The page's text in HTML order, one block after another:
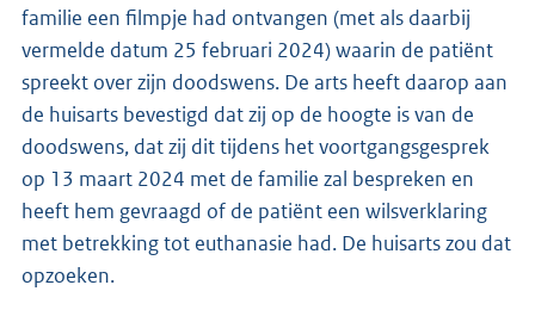
familie een filmpje had ontvangen (met als daarbij
vermelde datum 25 februari 2024) waarin de patiënt
spreekt over zijn doodswens. De arts heeft daarop aan
de huisarts bevestigd dat zij op de hoogte is van de
doodswens, dat zij dit tijdens het voortgangsgesprek
op 13 maart 2024 met de familie zal bespreken en
heeft hem gevraagd of de patiënt een wilsverklaring
met betrekking tot euthanasie had. De huisarts zou dat
opzoeken.